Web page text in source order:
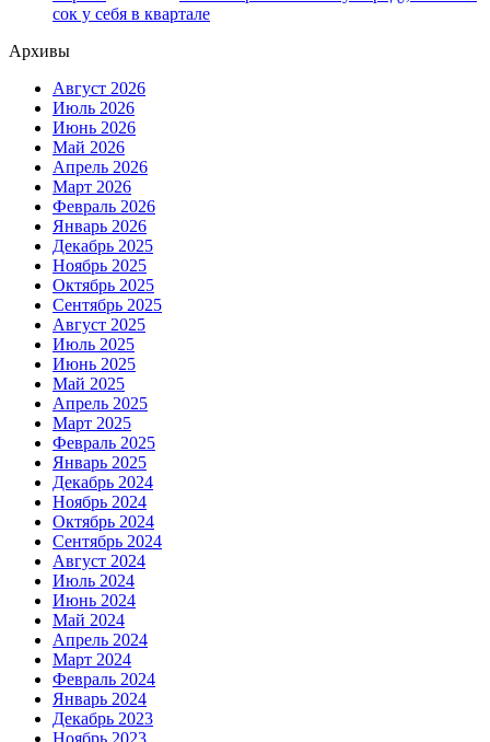
сок у себя в квартале
Архивы
Август 2026
Июль 2026
Июнь 2026
Май 2026
Апрель 2026
Март 2026
Февраль 2026
Январь 2026
Декабрь 2025
Ноябрь 2025
Октябрь 2025
Сентябрь 2025
Август 2025
Июль 2025
Июнь 2025
Май 2025
Апрель 2025
Март 2025
Февраль 2025
Январь 2025
Декабрь 2024
Ноябрь 2024
Октябрь 2024
Сентябрь 2024
Август 2024
Июль 2024
Июнь 2024
Май 2024
Апрель 2024
Март 2024
Февраль 2024
Январь 2024
Декабрь 2023
Ноябрь 2023